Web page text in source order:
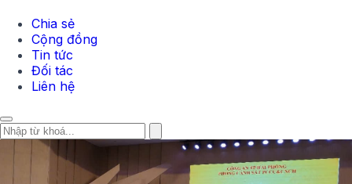
Chia sẻ
Cộng đồng
Tin tức
Đối tác
Liên hệ